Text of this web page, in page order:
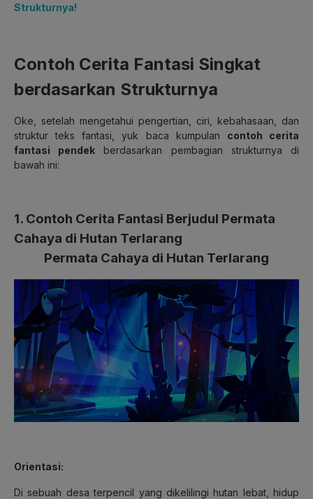
Strukturnya!
Contoh Cerita Fantasi Singkat
berdasarkan Strukturnya
Oke, setelah mengetahui pengertian, ciri, kebahasaan, dan
struktur teks fantasi, yuk baca kumpulan contoh cerita
fantasi pendek berdasarkan pembagian strukturnya di
bawah ini:
1. Contoh Cerita Fantasi Berjudul Permata
Cahaya di Hutan Terlarang
Permata Cahaya di Hutan Terlarang
Orientasi:
Di sebuah desa terpencil yang dikelilingi hutan lebat, hidup